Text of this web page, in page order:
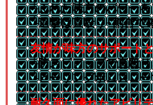
└ふれた味方のパワー
└追撃は直殴り+割合で
友情が味方のサポート
└防スピアップで直殴
└ヒーリングボムスロ